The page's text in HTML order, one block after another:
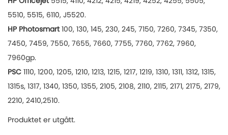
5510, 5515, 6110, J5520.
HP Photosmart100, 130, 145, 230, 245, 7150, 7260, 7345, 7350,
7450, 7459, 7550, 7655, 7660, 7755, 7760, 7762, 7960,
7960gp.
PSC 1110, 1200, 1205, 1210, 1213, 1215, 1217, 1219, 1310, 1311, 1312, 1315,
1315s, 1317, 1340, 1350, 1355, 2105, 2108, 2110, 2115, 2171, 2175, 2179,
2210, 2410,2510.
Produktet er utgått.